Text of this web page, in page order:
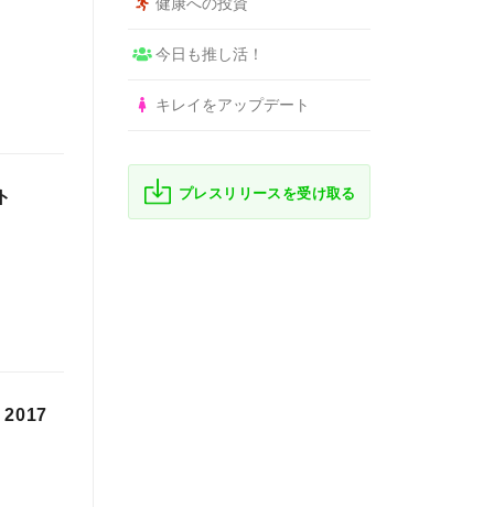
今日も推し活！
キレイをアップデート
プレスリリースを受け取る